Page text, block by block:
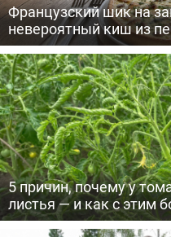
Французский шик на
невероятный киш из
5 причин, почему у
листья — и как с этим